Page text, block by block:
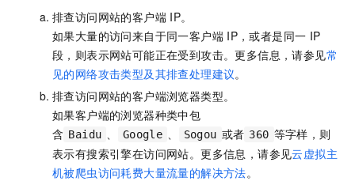
排查访问网站的客户端 IP。
如果大量的访问来自于同一客户端 IP，或者是同一 IP
段，则表示网站可能正在受到攻击。更多信息，请参见常
见的网络攻击类型及其排查处理建议。
排查访问网站的客户端浏览器类型。
如果客户端的浏览器种类中包
含 Baidu Google Sogou 或者 360 等字样，则
表示有搜索引擎在访问网站。更多信息，请参见云虚拟主
机被爬虫访问耗费大量流量的解决方法。